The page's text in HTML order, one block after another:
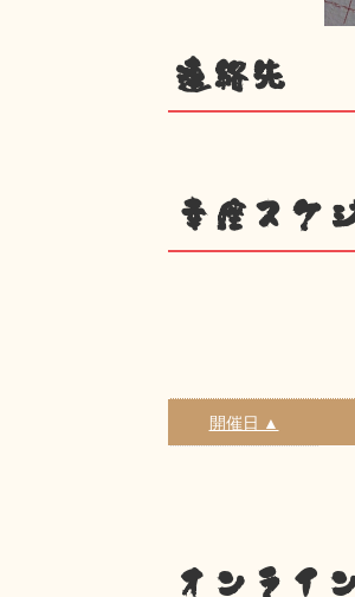
連絡先
幸座スケ
開催日 ▲
オンライ